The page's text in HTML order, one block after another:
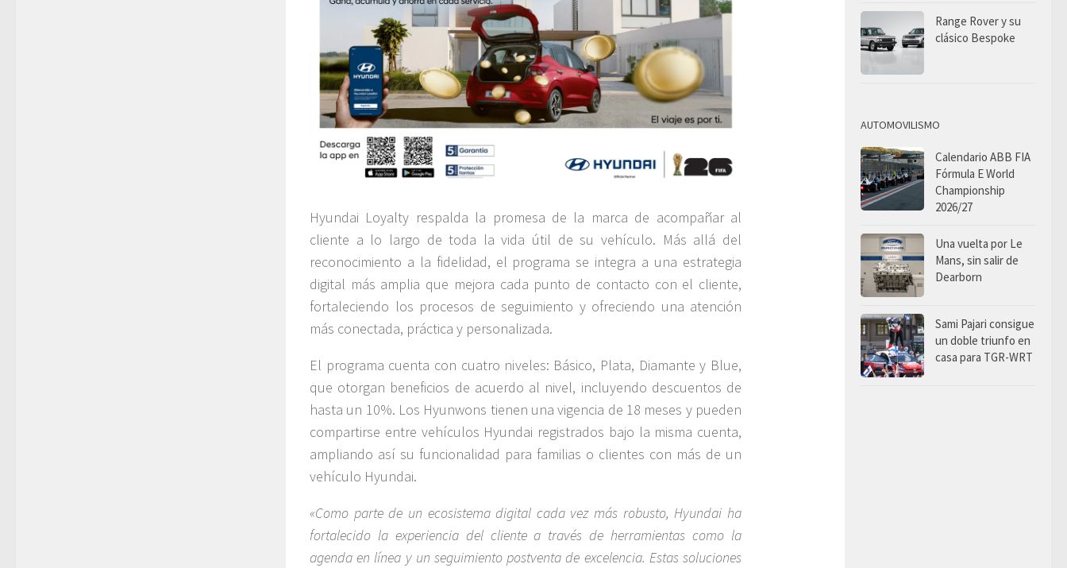
Hyundai Loyalty respalda la promesa de la marca de acompañar al
cliente a lo largo de toda la vida útil de su vehículo. Más allá del
reconocimiento a la fidelidad, el programa se integra a una estrategia
digital más amplia que mejora cada punto de contacto con el cliente,
fortaleciendo los procesos de seguimiento y ofreciendo una atención
más conectada, práctica y personalizada.
El programa cuenta con cuatro niveles: Básico, Plata, Diamante y Blue,
que otorgan beneficios de acuerdo al nivel, incluyendo descuentos de
hasta un 10%. Los Hyunwons tienen una vigencia de 18 meses y pueden
compartirse entre vehículos Hyundai registrados bajo la misma cuenta,
ampliando así su funcionalidad para familias o clientes con más de un
vehículo Hyundai.
«Como parte de un ecosistema digital cada vez más robusto, Hyundai ha
fortalecido la experiencia del cliente a través de herramientas como la
agenda en línea y un seguimiento postventa de excelencia. Estas soluciones
Range Rover y su
clásico Bespoke
AUTOMOVILISMO
Calendario ABB FIA
Fórmula E World
Championship
2026/27
Una vuelta por Le
Mans, sin salir de
Dearborn
Sami Pajari consigue
un doble triunfo en
casa para TGR-WRT